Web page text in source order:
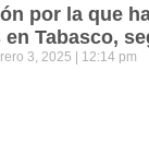
por la que
Tabasco,
3, 2025 12:14 pm